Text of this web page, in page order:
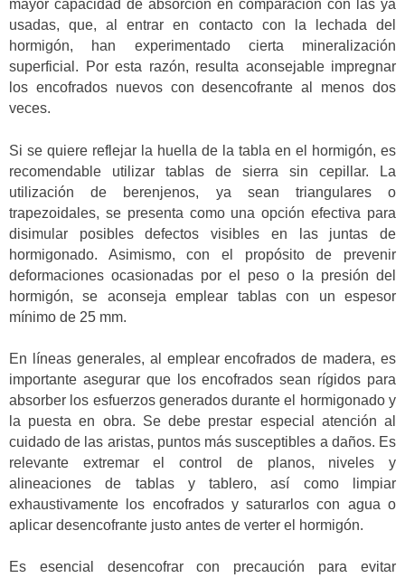
mayor capacidad de absorción en comparación con las ya
usadas, que, al entrar en contacto con la lechada del
hormigón, han experimentado cierta mineralización
superficial. Por esta razón, resulta aconsejable impregnar
los encofrados nuevos con desencofrante al menos dos
veces.
Si se quiere reflejar la huella de la tabla en el hormigón, es
recomendable utilizar tablas de sierra sin cepillar. La
utilización de berenjenos, ya sean triangulares o
trapezoidales, se presenta como una opción efectiva para
disimular posibles defectos visibles en las juntas de
hormigonado. Asimismo, con el propósito de prevenir
deformaciones ocasionadas por el peso o la presión del
hormigón, se aconseja emplear tablas con un espesor
mínimo de 25 mm.
En líneas generales, al emplear encofrados de madera, es
importante asegurar que los encofrados sean rígidos para
absorber los esfuerzos generados durante el hormigonado y
la puesta en obra. Se debe prestar especial atención al
cuidado de las aristas, puntos más susceptibles a daños. Es
relevante extremar el control de planos, niveles y
alineaciones de tablas y tablero, así como limpiar
exhaustivamente los encofrados y saturarlos con agua o
aplicar desencofrante justo antes de verter el hormigón.
Es esencial desencofrar con precaución para evitar